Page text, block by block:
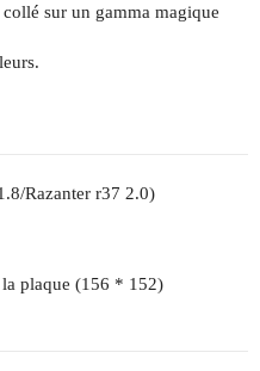
sur un gamma magique
Razanter r37 2.0)
la plaque (156 * 152)